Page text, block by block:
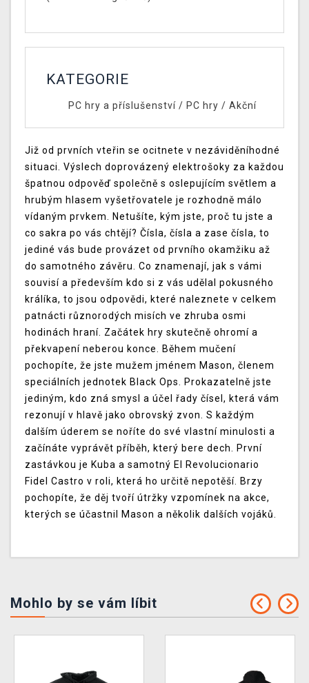
KATEGORIE
PC hry a příslušenství/ PC hry / Akční
Již od prvních vteřin se ocitnete v nezáviděníhodné
situaci. Výslech doprovázený elektrošoky za každou
špatnou odpověď společně s oslepujícím světlem a
hrubým hlasem vyšetřovatele je rozhodně málo
vídaným prvkem. Netušíte, kým jste, proč tu jste a
co sakra po vás chtějí? Čísla, čísla a zase čísla, to
jediné vás bude provázet od prvního okamžiku až
do samotného závěru. Co znamenají, jak s vámi
souvisí a především kdo si z vás udělal pokusného
králíka, to jsou odpovědi, které naleznete v celkem
patnácti různorodých misích ve zhruba osmi
hodinách hraní. Začátek hry skutečně ohromí a
překvapení neberou konce. Během mučení
pochopíte, že jste mužem jménem Mason, členem
speciálních jednotek Black Ops. Prokazatelně jste
jediným, kdo zná smysl a účel řady čísel, která vám
rezonují v hlavě jako obrovský zvon. S každým
dalším úderem se noříte do své vlastní minulosti a
začínáte vyprávět příběh, který bere dech. První
zastávkou je Kuba a samotný El Revolucionario
Fidel Castro v roli, která ho určitě nepotěší. Brzy
pochopíte, že děj tvoří útržky vzpomínek na akce,
kterých se účastnil Mason a několik dalších vojáků.
Mohlo by se vám líbit